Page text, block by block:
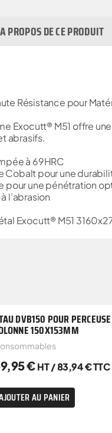
A PROPOS DE CE PRODUIT
Résistance pour
Exocutt® M51 offre
abrasifs.
à 69HRC
Cobalt pour une
pour une pénétration
l’abrasion
Exocutt® M51
DVB150 POUR
150X153MM
€HT /83,94€TTC
AU PANIER